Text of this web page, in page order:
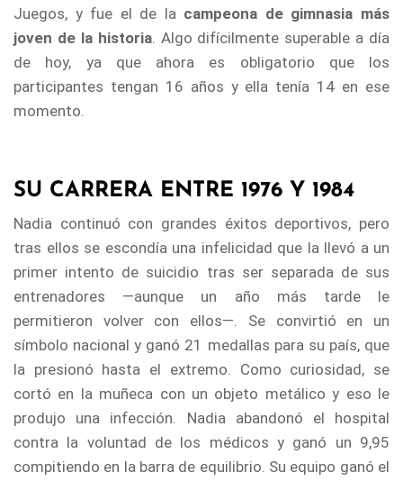
Juegos, y fue el de la campeona de gimnasia más
joven de la historia. Algo difícilmente superable a día
de hoy, ya que ahora es obligatorio que los
participantes tengan 16 años y ella tenía 14 en ese
momento.
SU CARRERA ENTRE 1976 Y 1984
Nadia continuó con grandes éxitos deportivos, pero
tras ellos se escondía una infelicidad que la llevó a un
primer intento de suicidio tras ser separada de sus
entrenadores —aunque un año más tarde le
permitieron volver con ellos—. Se convirtió en un
símbolo nacional y ganó 21 medallas para su país, que
la presionó hasta el extremo. Como curiosidad, se
cortó en la muñeca con un objeto metálico y eso le
produjo una infección. Nadia abandonó el hospital
contra la voluntad de los médicos y ganó un 9,95
compitiendo en la barra de equilibrio. Su equipo ganó el